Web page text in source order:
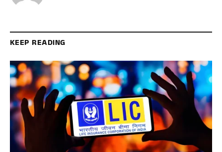
KEEP READING